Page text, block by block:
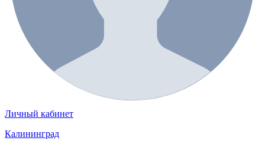
Личный кабинет
Калининград